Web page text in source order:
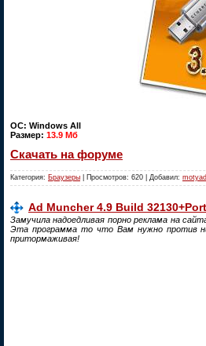
ОС: Windows All
Размер: 13.9 Mб
Скачать на форуме
Категория: Браузеры | Просмотров: 620 | Добавил:
Ad Muncher 4.9 Build
Замучила надоедливая порно реклама на
Эта программа то что Вам нужно против
притормаживая!